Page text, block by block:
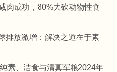
肉成功，80%大砍动物性食
排放激增：解决之道在于素
素、洁食与清真军粮2024年